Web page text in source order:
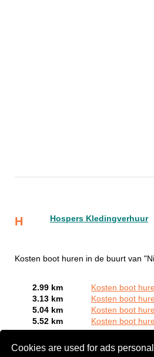
Cookies are used for ads
H Hospers Kledingverhuur
Kosten boot huren in de buurt van
2.99 km
Kosten boot
3.13 km
Kosten boot
5.04 km
Kosten boot
5.52 km
Kosten boot
een bedrijf gratis aan